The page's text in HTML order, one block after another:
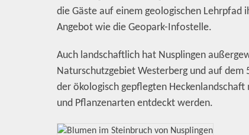
die Gäste auf einem geologischen Lehrpfad
Angebot wie die Geopark-Infostelle.
Auch landschaftlich hat Nusplingen
Naturschutzgebiet Westerberg und auf
der ökologisch gepflegten
und Pflanzenarten entdeckt werden.